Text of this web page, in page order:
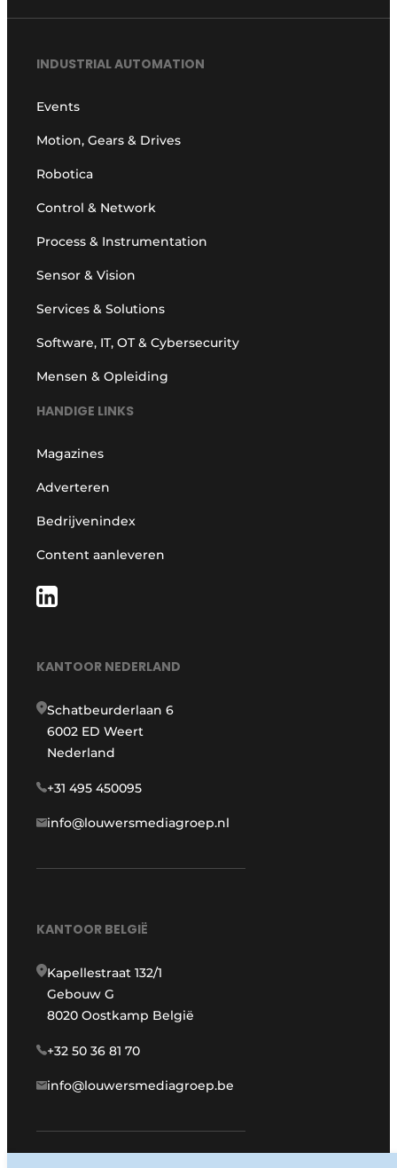
INDUSTRIAL AUTOMATION
Events
Motion, Gears & Drives
Robotica
Control & Network
Process & Instrumentation
Sensor & Vision
Services & Solutions
Software, IT, OT & Cybersecurity
Mensen & Opleiding
HANDIGE LINKS
Magazines
Adverteren
Bedrijvenindex
Content aanleveren
KANTOOR NEDERLAND
Schatbeurderlaan 6
6002 ED Weert
Nederland
+31 495 450095
info@louwersmediagroep.nl
KANTOOR BELGIË
Kapellestraat 132/1
Gebouw G
8020 Oostkamp België
+32 50 36 81 70
info@louwersmediagroep.be